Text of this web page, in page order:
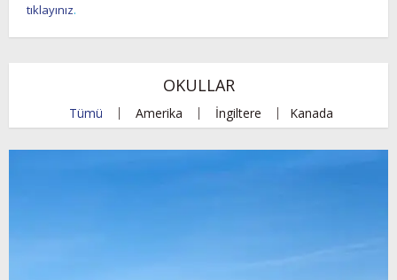
tıklayınız.
OKULLAR
Tümü Amerika İngiltere Kanada